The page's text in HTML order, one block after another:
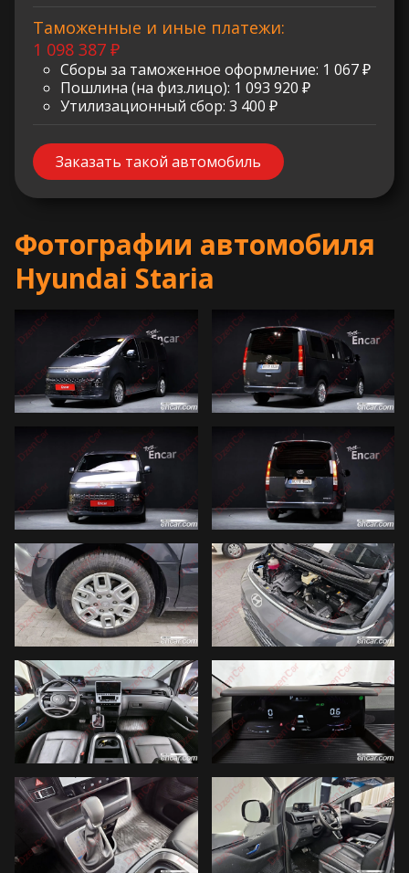
Таможенные и иные платежи:
1 098 387 ₽
Сборы за таможенное оформление: 1 067 ₽
Пошлина (на физ.лицо): 1 093 920 ₽
Утилизационный сбор: 3 400 ₽
Заказать такой автомобиль
Фотографии автомобиля
Hyundai Staria